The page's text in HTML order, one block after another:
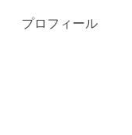
プロフィール